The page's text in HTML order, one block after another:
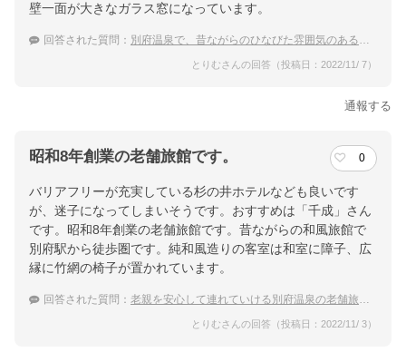
壁一面が大きなガラス窓になっています。
回答された質問： 別府温泉で、昔ながらのひなびた雰囲気のある温泉宿に泊まりたい！
とりむさんの回答（投稿日：2022/11/ 7）
通報する
昭和8年創業の老舗旅館です。 0
バリアフリーが充実している杉の井ホテルなども良いです
が、迷子になってしまいそうです。おすすめは「千成」さん
です。昭和8年創業の老舗旅館です。昔ながらの和風旅館で
別府駅から徒歩圏です。純和風造りの客室は和室に障子、広
縁に竹網の椅子が置かれています。
回答された質問： 老親を安心して連れていける別府温泉の老舗旅館はありますか？
とりむさんの回答（投稿日：2022/11/ 3）